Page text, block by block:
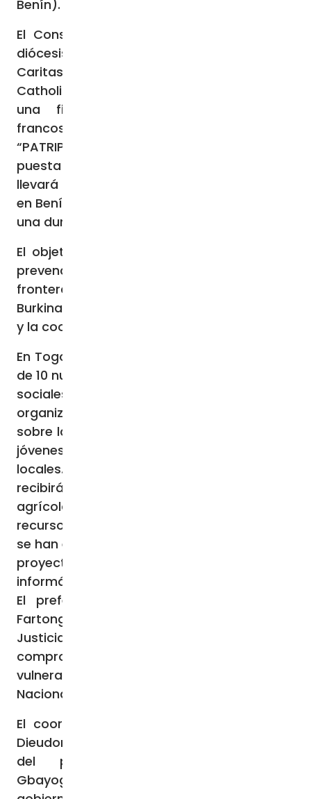
Benín).
El Consejo Episcopal Justicia y Paz de la
diócesis togolesa de Dapaong (CEJP-D) y
Caritas Natitingou (Benín) a través de
Catholic Relief Services (CRS), han recibido
una financiación de 1.244.000.000 de
francos CFA de la fundación alemana
“PATRIP” y de la cooperación suiza para la
puesta en marcha del proyecto que se
llevará a cabo en los municipios de Matéri
en Benín y Kpendjal 1 y Oti Sur 1 en Togo con
una duración de 20 meses.
El objetivo es promover la estabilidad y la
prevención de conflictos a lo largo de la
frontera entre Benín y Togo, al sur de
Burkina Faso, reforzando la cohesión social
y la cooperación transfronteriza.
En Togo, el proyecto incluye la construcción
de 10 nuevas infraestructuras económicas y
sociales adaptadas al cambio climático. Se
organizarán actividades de sensibilización
sobre la cohesión social en beneficio de los
jóvenes, las mujeres y las autoridades
locales. Unos 1.000 agricultores y pastores
recibirán formación sobre prácticas
agrícolas y ecológicas y gestión de
recursos naturales. Durante la ceremonia
se han entregado al equipo de ejecución del
proyecto cinco motos de campo, material
informático y teléfonos móviles.
El prefecto de Kpendjal, Kolani Lamboni
Fartongue, ha expresado su gratitud a
Justicia y Paz y a sus socios por su
compromiso diario con las comunidades
vulnerables, en línea con el Programa
Nacional de Desarrollo del gobierno.
El coordinador diocesano de Dapaong, P.
Dieudonné Banleman Douti, y el coordinador
del proyecto PATRIP, Namitchougli
Gbayogue, han manifestado su gratitud al